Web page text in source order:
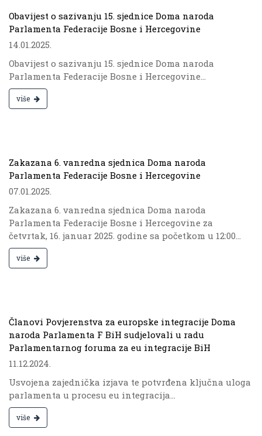
Obavijest o sazivanju 15. sjednice Doma naroda
Parlamenta Federacije Bosne i Hercegovine
14.01.2025.
Obavijest o sazivanju 15. sjednice Doma naroda
Parlamenta Federacije Bosne i Hercegovine...
više
Zakazana 6. vanredna sjednica Doma naroda
Parlamenta Federacije Bosne i Hercegovine
07.01.2025.
Zakazana 6. vanredna sjednica Doma naroda
Parlamenta Federacije Bosne i Hercegovine za
četvrtak, 16. januar 2025. godine sa početkom u 12:00...
više
Članovi Povjerenstva za europske integracije Doma
naroda Parlamenta F BiH sudjelovali u radu
Parlamentarnog foruma za eu integracije BiH
11.12.2024.
Usvojena zajednička izjava te potvrđena ključna uloga
parlamenta u procesu eu integracija...
više